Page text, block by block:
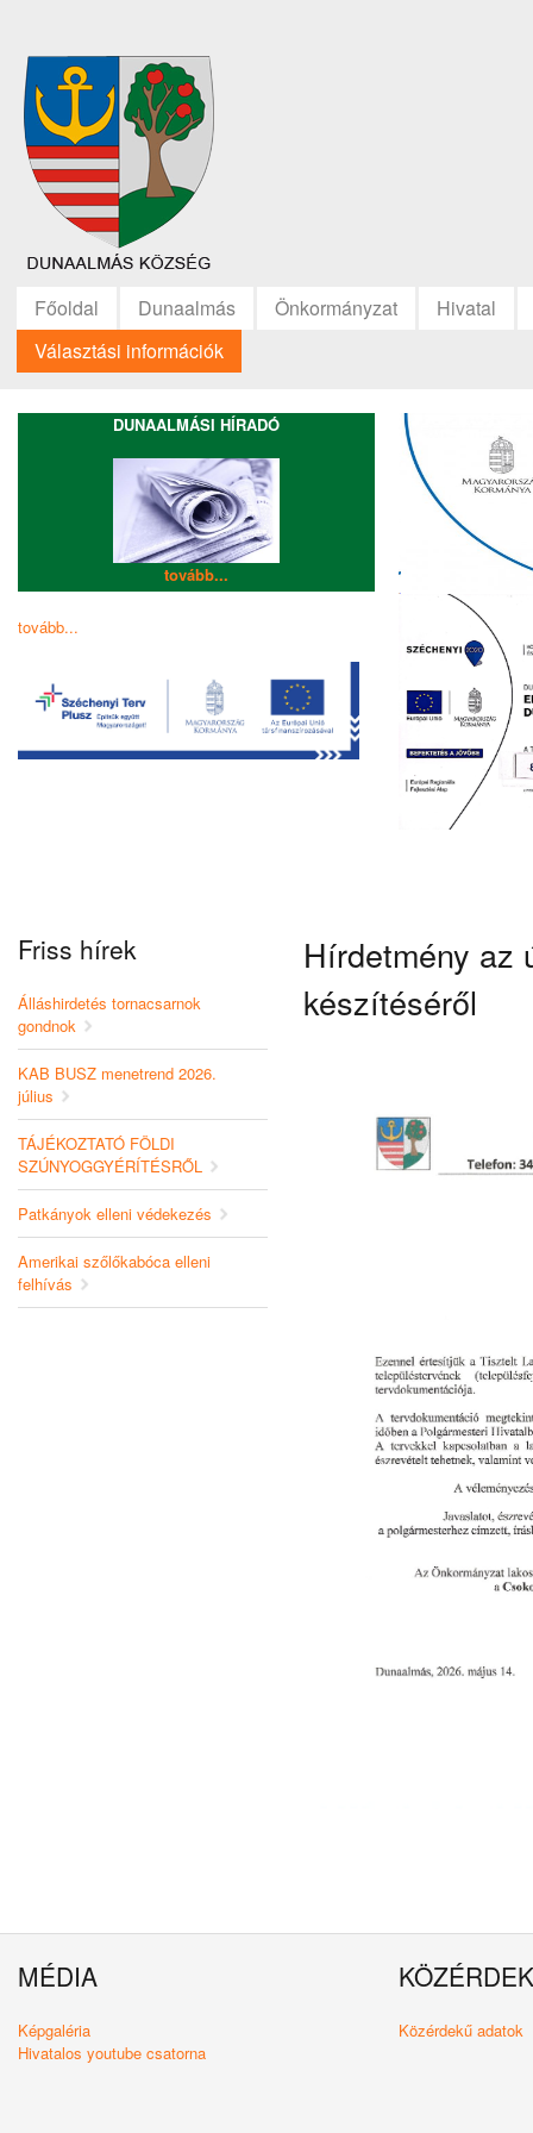
Főoldal Dunaalmás Önkormányzat
Hivatal
Választási információk
DUNAALMÁSI HÍRADÓ
tovább...
tovább...
Friss hírek
Álláshirdetés tornacsarnok
gondnok
KAB BUSZ menetrend 2026.
július
TÁJÉKOZTATÓ FÖLDI
SZÚNYOGGYÉRÍTÉSRŐL
Patkányok elleni védekezés
Amerikai szőlőkabóca elleni
felhívás
Hírdetmény az
készítéséről
MÉDIA
Képgaléria
Hivatalos youtube csatorna
Közérdekű adatok